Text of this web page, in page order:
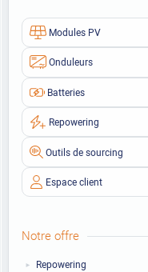
Modules PV
Onduleurs
Batteries
Repowering
Outils de sourcing
Espace client
Notre offre
Repowering